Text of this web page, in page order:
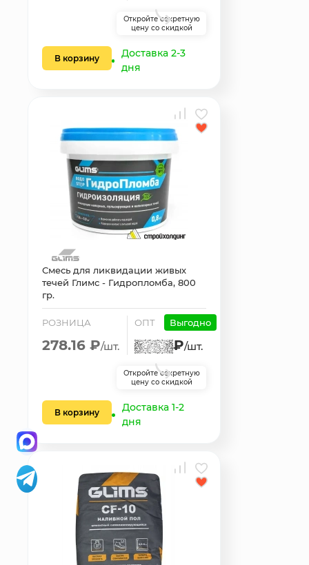
Откройте секретную
цену со скидкой
В корзину
Доставка 2-3
дня
Смесь для ликвидации живых
течей Глимс - Гидропломба, 800
гр.
РОЗНИЦА
278.16 ₽/шт.
ОПТ Выгодно
₽/шт.
Откройте секретную
цену со скидкой
В корзину
Доставка 1-2
дня